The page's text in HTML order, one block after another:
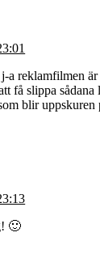
a reklamfilmen
få slippa sådana
blir uppskuren
🙂